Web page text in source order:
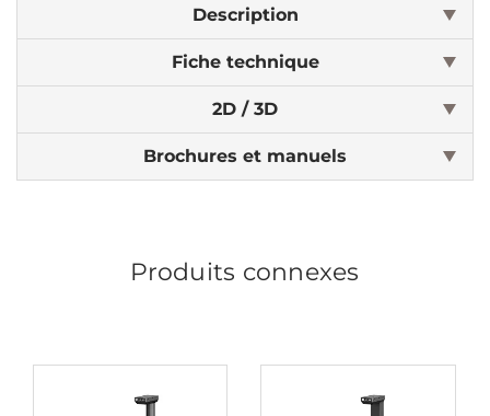
Description
Fiche technique
2D / 3D
Brochures et manuels
Produits connexes